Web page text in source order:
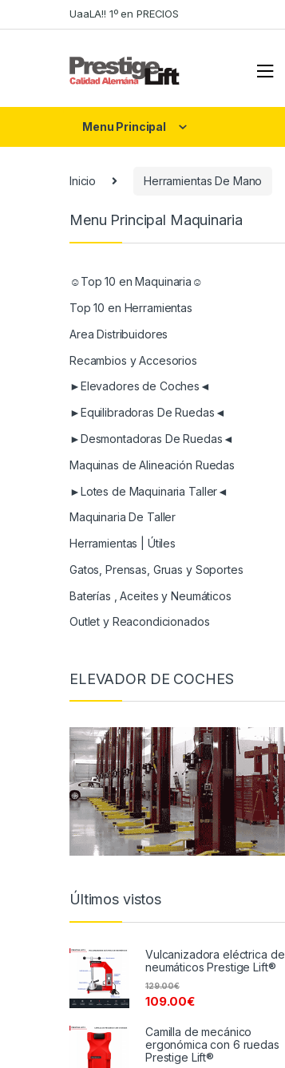
to
to
UaaLA!! 1º en PRECIOS
Menu Principal
Inicio Herramientas De Mano
Menu Principal Maquinaria
☺Top 10 en Maquinaria☺
Top 10 en Herramientas
Area Distribuidores
Recambios y Accesorios
►Elevadores de Coches◄
►Equilibradoras De Ruedas◄
►Desmontadoras De Ruedas◄
Maquinas de Alineación Ruedas
►Lotes de Maquinaria Taller◄
Maquinaria De Taller
Herramientas | Útiles
Gatos, Prensas, Gruas y Soportes
Baterías , Aceites y Neumáticos
Outlet y Reacondicionados
ELEVADOR DE COCHES
Últimos vistos
Vulcanizadora eléctrica de
neumáticos Prestige Lift®
109.00€
129.00€
Camilla de mecánico
ergonómica con 6 ruedas
Prestige Lift®